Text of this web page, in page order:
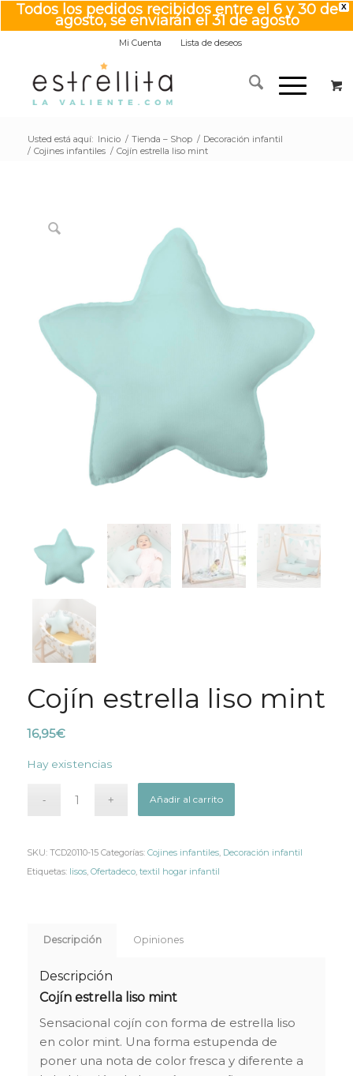
X
Todos los pedidos recibidos entre el 6 y 30 de
agosto, se enviarán el 31 de agosto
Mi Cuenta Lista de deseos
Usted está aquí: Inicio / Tienda – Shop / Decoración infantil
/ Cojines infantiles / Cojín estrella liso mint
Cojín estrella liso mint
16,95€
Hay existencias
Añadir al carrito
SKU: TCD20110-15 Categorías: Cojines infantiles, Decoración infantil
Etiquetas: lisos, Ofertadeco, textil hogar infantil
Descripción Opiniones
Descripción
Cojín estrella liso mint
Sensacional cojín con forma de estrella liso
en color mint. Una forma estupenda de
poner una nota de color fresca y diferente a